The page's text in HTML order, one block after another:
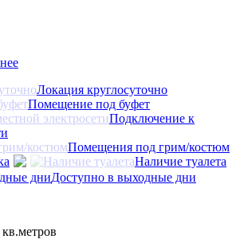
Локация круглосуточно
Помещение под буфет
Подключение к
Помещения под грим/костюм
Наличие туалета
Доступно в выходные дни